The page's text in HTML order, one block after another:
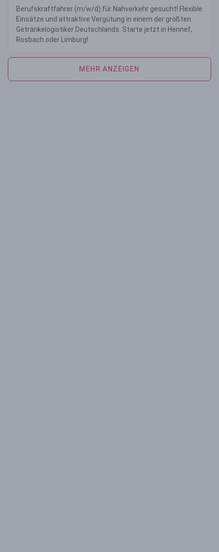
Berufskraftfahrer (m/w/d) für Nahverkehr gesucht! Flexible
Einsätze und attraktive Vergütung in einem der größten
Getränkelogistiker Deutschlands. Starte jetzt in Hennef,
Rosbach oder Limburg!
MEHR ANZEIGEN